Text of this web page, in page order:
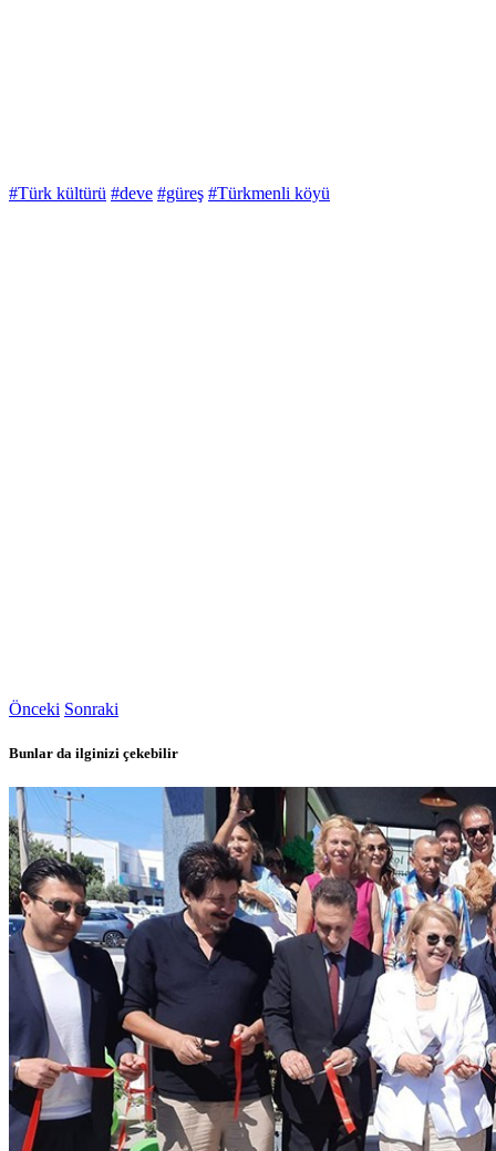
#Türk kültürü #deve #güreş #Türkmenli köyü
Önceki Sonraki
Bunlar da ilginizi çekebilir